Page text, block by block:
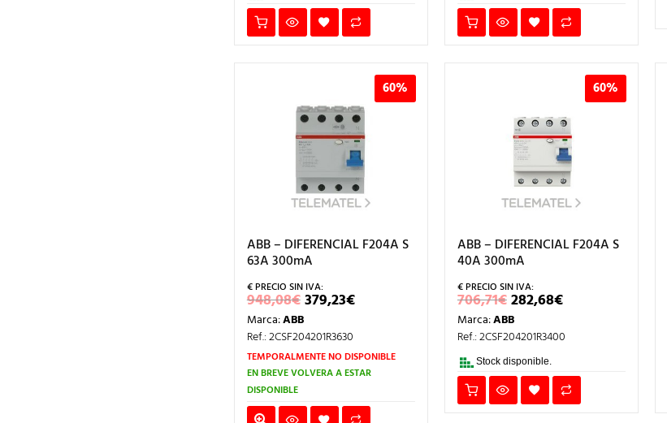
60%
ABB – DIFERENCIAL F204A S
63A 300mA
948,08€EL
PRECIO
ORIGINAL
ERA:
948,08€.
379,23€EL
PRECIO
379,23€.
Marca:ABB
Ref.: 2CSF204201R3630
TEMPORALMENTE NO DISPONIBLE
EN BREVE VOLVERÁ A ESTAR
DISPONIBLE
60%
ABB – DIFERENCIAL F204A S
40A 300mA
706,71€EL
PRECIO
ORIGINAL
ERA:
706,71€.
282,68€EL
PRECIO
ES:
Marca:ABB
Ref.: 2CSF204201R3400
Stock disponible.